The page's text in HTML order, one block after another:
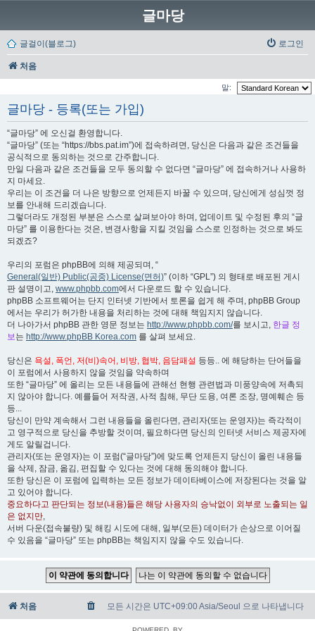
글마당
글걸이(블로그) 로그인
처음
말:
글마당 - 등록(또는 가입)
“글마당” 에 오신걸 환영합니다.
“글마당” (또는 “https://bbs.pat.im”)에 접속하려면, 당신은 다음과 같은 조건들을
공식적으로 동의하는 것으로 간주합니다.
만일 다음과 같은 조건들을 모두 동의할 수 없다면 “글마당” 에 접속하거나 사용하
지 마세요.
우리는 이 조건을 더 나은 방향으로 언제든지 바꿀 수 있으며, 당신에게 성심껏 정
보를 안내해 드리겠습니다.
그렇더라도 개정된 부분은 스스로 살펴보아야 하며, 업데이트 및 수정된 후의 “글
마당” 를 이용한다는 것은, 변경사항을 지킬 것임을 스스로 인정하는 것으로 봐도
되겠죠?
우리의 포럼은 phpBB에 의해 제공되며, “
General(일반) Public(공중) License(면허)” (이하 “GPL”) 의 형태로 배포된 게시
판 설명이고, www.phpbb.com에서 다운로드 할 수 있습니다.
phpBB 소프트웨어는 단지 인터넷 기반에서 토론을 쉽게 해 주며, phpBB Group
에서는 우리가 허가한 내용을 처리하는 것에 대해 책임지지 않습니다.
더 나아가서 phpBB 관한 영문 정보는 http://www.phpbb.com/를 보시고, 한글 정
보는 http://www.phpBB Korea.com 를 살펴 보세요.
당신은 욕설, 폭언, 저(비)속어, 비방, 협박, 음담패설 등등.. 에 해당하는 단어들을
이 포럼에서 사용하지 않을 것임을 약속하며
또한 “글마당” 에 올리는 모든 내용들에 관해선 현행 관련법과 미풍양속에 저촉되
지 않아야 합니다. 예를들어 저작권, 사적 침해, 무단 도용, 여론 조장, 명예훼손 등
등...
당신이 만약 계속해서 그런 내용들을 올린다면, 관리자(또는 운영자)는 즉각적이
고 영구적으로 당신을 추방할 것이며, 필요하다면 당신의 인터넷 서비스 제공자에
게도 알릴겁니다.
관리자(또는 운영자)는 이 포럼(“글마당”)에 맞도록 언제든지 당신이 올린 내용들
을 삭제, 잠금, 옮김, 편집할 수 있다는 것에 대해 동의해야 합니다.
또한 당신은 이 포럼에 입력하는 모든 정보가 데이타베이스에 저장된다는 것을 알
고 있어야 합니다.
중요하다고 판단되는 정보(내용)들은 해당 사용자의 승낙없이 외부로 노출되는 일
은 없지만,
서버 다운(접속불량) 및 해킹 시도에 대해, 일부(모든) 데이터가 손상으로 이어질
수 있음을 “글마당” 또는 phpBB는 책임지지 않을 수도 있습니다.
처음 모든 시간은 UTC+09:00 Asia/Seoul 으로 나타냅니다